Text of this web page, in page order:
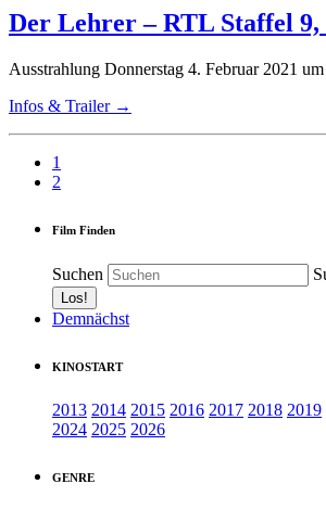
Der Lehrer – RTL Staffel 9,
Ausstrahlung Donnerstag 4. Februar 2021
Infos & Trailer →
1
2
Film Finden
Suchen
Demnächst
KINOSTART
2013 2014 2015 2016 2017 2018 2019
2024 2025 2026
GENRE